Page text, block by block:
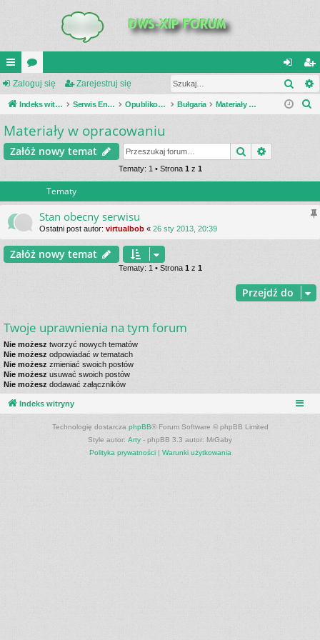
UI
C
K
_L
or
a
al
og
ar
ej
ę
Zaloguj się Zarejestruj się
Indeks witryny Serwis Encyklopedia Uzbrojenia Opublikowane zestawienia Bułgaria Materiały w opracowaniu
j
Materiały w opracowaniu
Załóż nowy temat Szukaj
Tematy: 1 • Strona 1 z 1
Tematy
Stan obecny serwisu
Ostatni post autor: virtualbob « 26 sty 2013, 20:39
Załóż nowy temat
Tematy: 1 • Strona 1 z 1
Przejdź do
Twoje uprawnienia na tym forum
Nie możesz tworzyć nowych tematów
Nie możesz odpowiadać w tematach
Nie możesz zmieniać swoich postów
Nie możesz usuwać swoich postów
Nie możesz dodawać załączników
Indeks witryny
Technologię dostarcza phpBB® Forum Software © phpBB Limited
Style autor: Arty - phpBB 3.3 autor: MrGaby
Polityka prywatności| Warunki użytkowania